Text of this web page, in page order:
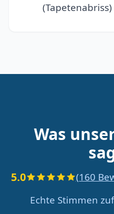
(Tapetenabriss)
Was
5.0
(160
Echte Stimmen